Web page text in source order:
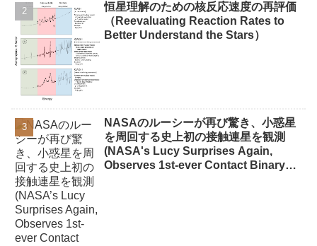
恒星理解のための核反応速度の再評価
（Reevaluating Reaction Rates to
Better Understand the Stars）
NASAのルーシーが再び驚き、小惑星
を周回する史上初の接触連星を観測
(NASA's Lucy Surprises Again,
Observes 1st-ever Contact Binary